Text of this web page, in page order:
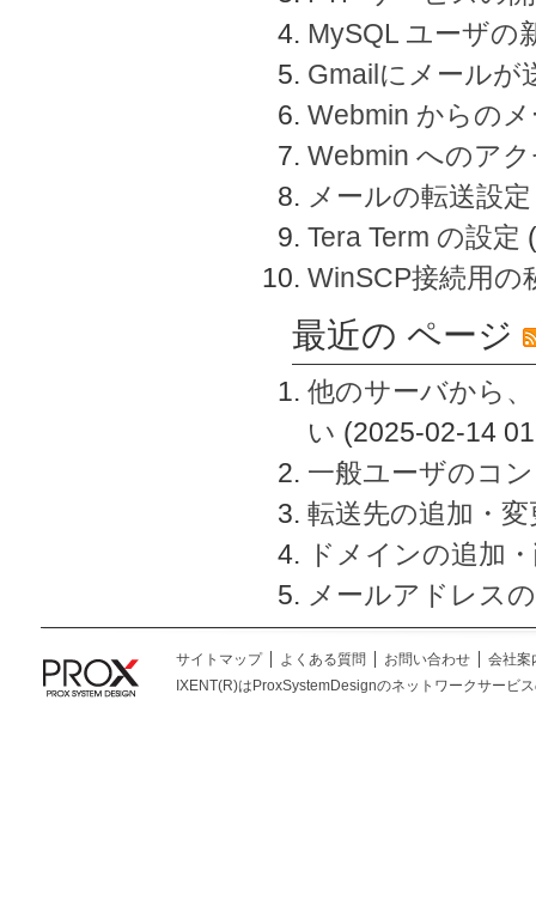
MySQL ユーザの
Gmailにメールが
Webmin からの
Webmin へのア
メールの転送設定
Tera Term の設定
WinSCP接続用の
最近の ページ
他のサーバから
い (2025-02-14
一般ユーザのコ
転送先の追加・
ドメインの追加
メールアドレス
サイトマップ よくある質問 お問い合わせ
会社案
IXENT(R)はProxSystemDesignのネットワークサービ